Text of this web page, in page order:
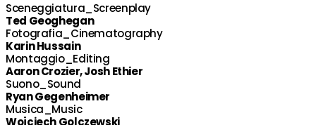
Sceneggiatura_Screenplay
Ted Geoghegan
Fotografia_Cinematography
Karin Hussain
Montaggio_Editing
Aaron Crozier, Josh Ethier
Suono_Sound
Ryan Gegenheimer
Musica_Music
Wojciech Golczewski